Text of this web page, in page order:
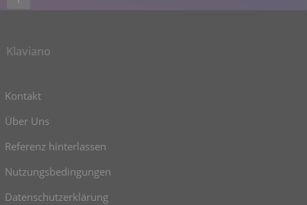
Klaviano
Kontakt
Über Uns
Referenz hinterlassen
Nutzungsbedingungen
Datenschutzerklärung